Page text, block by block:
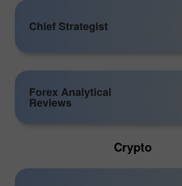
Chief Strategist
Forex Analytical
Reviews
Crypto